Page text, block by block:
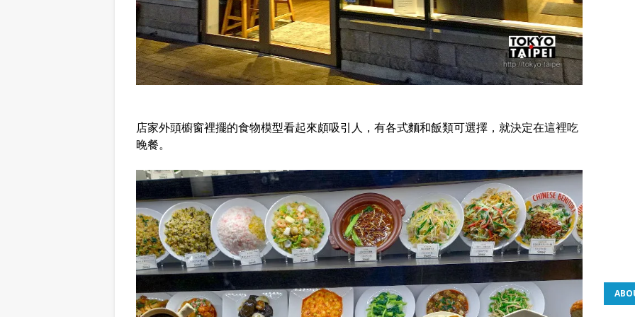
店家外頭櫥窗裡擺的食物模型看起來頗吸引人，有各式麵和飯類可選擇，就決定在這裡吃
晚餐。